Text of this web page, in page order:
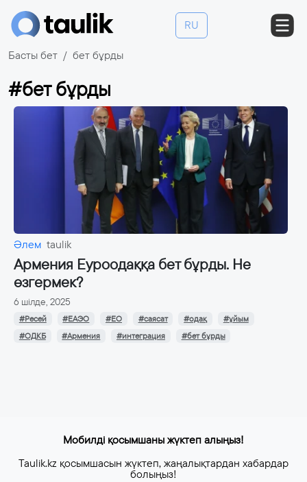
RU
Басты бет бет бұрды
#бет бұрды
Әлем taulik
Армения Еуроодаққа бет бұрды. Не
өзгермек?
6 шілде, 2025
#Ресей #ЕАЭО #ЕО #саясат #одақ
#ұйым
#ОДКБ
#Армения #интеграция #бет бұрды
Мобилді қосымшаны жүктеп алыңыз!
Taulik.kz қосымшасын жүктеп, жаңалықтардан хабардар
болыңыз!